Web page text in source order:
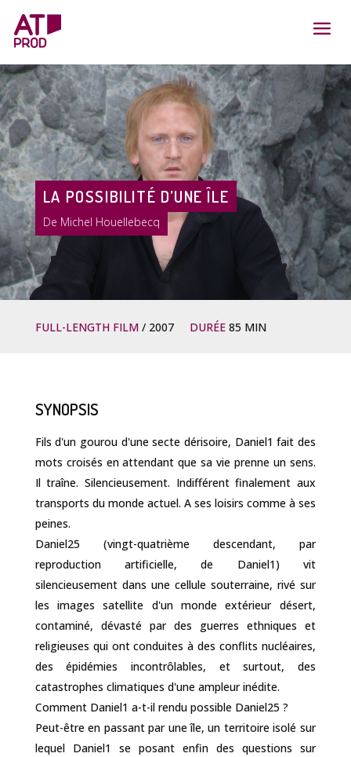
LA POSSIBILITÉ D’UNE ÎLE
Michel Houellebecq
FULL-LENGTH FILM 2007 DURÉE 85 MIN
SYNOPSIS
Fils d'un gourou d'une secte dérisoire, Daniel1 fait des
mots croisés en attendant que sa vie prenne un sens.
Il traîne. Silencieusement. Indifférent finalement aux
transports du monde actuel. A ses loisirs comme à ses
peines.
Daniel25 (vingt-quatrième descendant, par
reproduction artificielle, de Daniel1) vit
silencieusement dans une cellule souterraine, rivé sur
les images satellite d'un monde extérieur désert,
contaminé, dévasté par des guerres ethniques et
religieuses qui ont conduites à des conflits nucléaires,
des épidémies incontrôlables, et surtout, des
catastrophes climatiques d'une ampleur inédite.
Comment Daniel1 a-t-il rendu possible Daniel25 ?
Peut-être en passant par une île, un territoire isolé sur
lequel Daniel1 se posant enfin des questions sur